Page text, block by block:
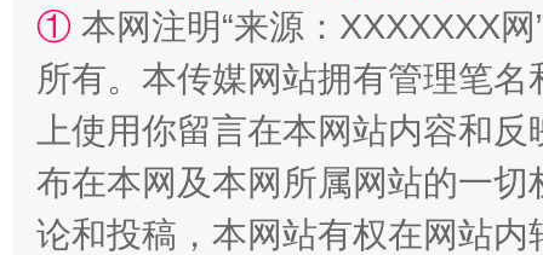
站台名比不上好声名
① 本网注明“来源：XXXXXXX
所有。本传媒网站拥有管理笔
上使用你留言在本网站内容和
布在本网及本网所属网站的一
论和投稿，本网站有权在网站